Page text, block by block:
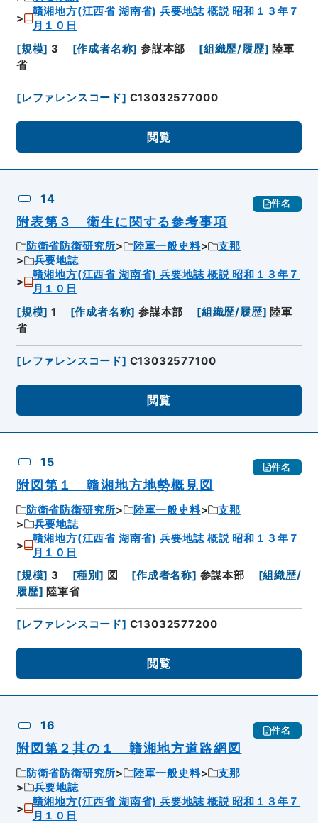
贛湘地方(江西省 湖南省) 兵要地誌 概説 昭和１３年７
月１０日
[規模] 3 [作成者名称] 参謀本部 [組織歴/履歴] 陸軍
省
[レファレンスコード] C13032577000
閲覧
14 件名
附表第３ 衛生に関する参考事項
防衛省防衛研究所 陸軍一般史料
支那
兵要地誌
贛湘地方(江西省 湖南省) 兵要地誌 概説 昭和１３年７
月１０日
[規模] 1 [作成者名称] 参謀本部 [組織歴/履歴] 陸軍
省
[レファレンスコード] C13032577100
閲覧
15 件名
附図第１ 贛湘地方地勢概見図
防衛省防衛研究所 陸軍一般史料
支那
兵要地誌
贛湘地方(江西省 湖南省) 兵要地誌 概説 昭和１３年７
月１０日
[規模] 3 [種別 ] 図 [作成者名称] 参謀本部 [組織歴/
履歴] 陸軍省
[レファレンスコード] C13032577200
閲覧
16 件名
附図第２其の１ 贛湘地方道路網図
防衛省防衛研究所 陸軍一般史料
支那
兵要地誌
贛湘地方(江西省 湖南省) 兵要地誌 概説 昭和１３年７
月１０日